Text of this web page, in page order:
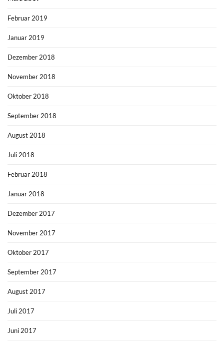
Februar 2019
Januar 2019
Dezember 2018
November 2018
Oktober 2018
September 2018
August 2018
Juli 2018
Februar 2018
Januar 2018
Dezember 2017
November 2017
Oktober 2017
September 2017
August 2017
Juli 2017
Juni 2017